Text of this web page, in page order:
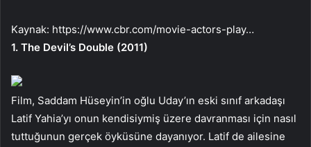
Kaynak: https://www.cbr.com/movie-actors-play…
1. The Devil’s Double (2011)
Film, Saddam Hüseyin’in oğlu Uday’ın eski sınıf arkadaşı
Latif Yahia’yı onun kendisiymiş üzere davranması için nasıl
tuttuğunun gerçek öyküsüne dayanıyor. Latif de ailesine